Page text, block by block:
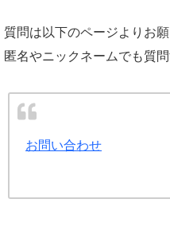
質問は以下のページよりお願
匿名やニックネームでも質
お問い合わせ